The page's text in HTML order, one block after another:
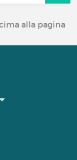
alla pagina